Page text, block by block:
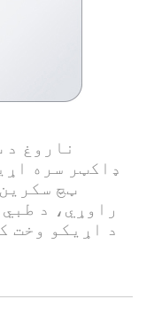
ناروغ د
ډاکټر سره
ټچ
راوړي، د
د اړیکو وخت